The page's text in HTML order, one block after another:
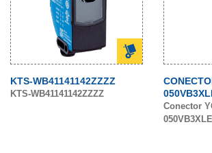
KTS-WB41141142ZZZZ
KTS-WB41141142ZZZZ
Conector